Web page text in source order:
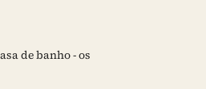
de banho - os